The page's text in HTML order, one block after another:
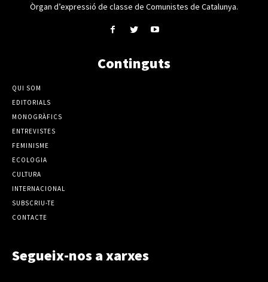
Òrgan d’expressió de classe de Comunistes de Catalunya.
Continguts
QUI SOM
EDITORIALS
MONOGRÀFICS
ENTREVISTES
FEMINISME
ECOLOGIA
CULTURA
INTERNACIONAL
SUBSCRIU-TE
CONTACTE
Segueix-nos a xarxes